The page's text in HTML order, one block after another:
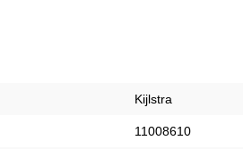
Kijlstra
11008610